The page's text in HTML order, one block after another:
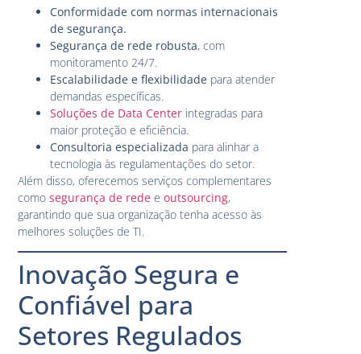
Conformidade com normas internacionais
de segurança.
Segurança de rede robusta, com
monitoramento 24/7.
Escalabilidade e flexibilidade para atender
demandas específicas.
Soluções de Data Center integradas para
maior proteção e eficiência.
Consultoria especializada para alinhar a
tecnologia às regulamentações do setor.
Além disso, oferecemos serviços complementares
comosegurança de rede eoutsourcing,
garantindo que sua organização tenha acesso às
melhores soluções de TI.
Inovação Segura e
Confiável para
Setores Regulados